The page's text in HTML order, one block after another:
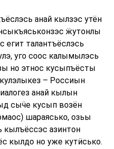
анай кылзэс утён
ӝутонлы
егит талантъёслэсь
уго соос калымылэсь
но этнос кусыпъёсты
– Россиын
анай кылын
сыӵе кусып возён
шараясько, озьы
азинтон
кылдо но уже кутӥсько.